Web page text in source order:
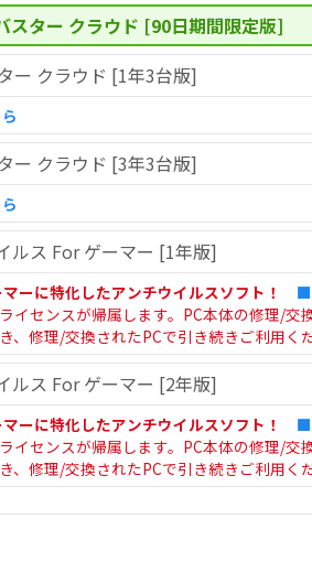
スター クラウド [90日期間限定版]
ー クラウド [1年3台版]
ー クラウド [3年3台版]
ルス For ゲーマー [1年版]
ーに特化したアンチウイルスソフト！
■
センスが帰属します。PC本体の修理/交
修理/交換されたPCで引き続きご利用くだ
ルス For ゲーマー [2年版]
ーに特化したアンチウイルスソフト！
■
センスが帰属します。PC本体の修理/交
修理/交換されたPCで引き続きご利用くだ